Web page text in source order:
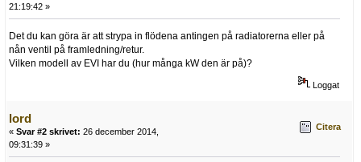
21:19:42 »
Det du kan göra är att strypa in flödena antingen på radiatorerna eller på
nån ventil på framledning/retur.
Vilken modell av EVI har du (hur många kW den är på)?
Loggat
lord
« Svar #2 skrivet: 26 december 2014,
09:31:39 »
Citera